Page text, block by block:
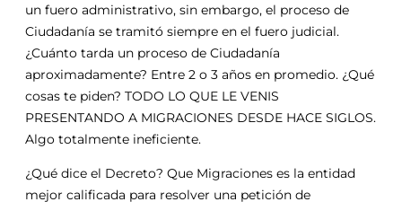
un fuero administrativo, sin embargo, el proceso de
Ciudadanía se tramitó siempre en el fuero judicial.
¿Cuánto tarda un proceso de Ciudadanía
aproximadamente? Entre 2 o 3 años en promedio. ¿Qué
cosas te piden? TODO LO QUE LE VENIS
PRESENTANDO A MIGRACIONES DESDE HACE SIGLOS.
Algo totalmente ineficiente.
¿Qué dice el Decreto? Que Migraciones es la entidad
mejor calificada para resolver una petición de